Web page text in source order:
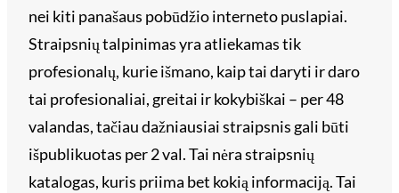
nei kiti panašaus pobūdžio interneto puslapiai.
Straipsnių talpinimas yra atliekamas tik
profesionalų, kurie išmano, kaip tai daryti ir daro
tai profesionaliai, greitai ir kokybiškai – per 48
valandas, tačiau dažniausiai straipsnis gali būti
išpublikuotas per 2 val. Tai nėra straipsnių
katalogas, kuris priima bet kokią informaciją. Tai